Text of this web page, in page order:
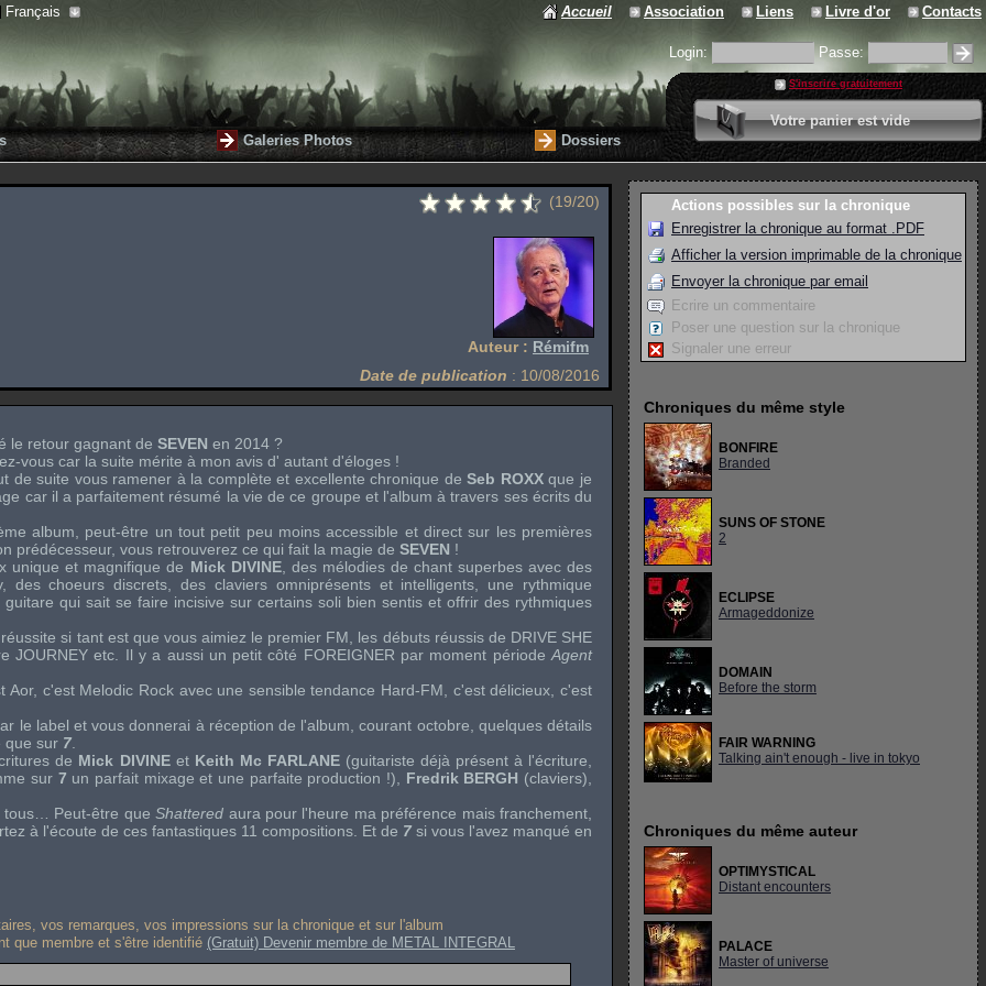
Français Accueil Association Liens Livre d'or Contacts
Login: Passe:
S'inscrire gratuitement
Votre panier est vide
0 article
Valider votre panier
Galeries Photos Dossiers
(19/20)
Auteur : Rémifm
Date de publication : 10/08/2016
le retour gagnant de SEVEN en 2014 ?
vous car la suite mérite à mon avis d' autant d'éloges !
de suite vous ramener à la complète et excellente chronique deSeb ROXXque je
car il a parfaitement résumé la vie de ce groupe et l'album à travers ses écrits du
album, peut-être un tout petit peu moins accessible et direct sur les premières
prédécesseur, vous retrouverez ce qui fait la magie de SEVEN !
unique et magnifique de Mick DIVINE, des mélodies de chant superbes avec des
, des choeurs discrets, des claviers omniprésents et intelligents, une rythmique
qui sait se faire incisive sur certains soli bien sentis et offrir des rythmiques
si tant est que vous aimiez le premier FM , les débuts réussis de DRIVE SHE
JOURNEYetc. Il y a aussi un petit côté FOREIGNER par moment période Agent
Aor, c'est Melodic Rockavec une sensible tendance Hard-FM , c'est délicieux, c'est
le label et vous donnerai à réception de l'album, courant octobre, quelques détails
que sur 7.
de Mick DIVINEet Keith Mc FARLANE(guitariste déjà présent à l'écriture,
sur 7 un parfait mixage et une parfaite production !), Fredrik BERGH (claviers),
tous… Peut-être queShattered aura pour l'heure ma préférence mais franchement,
à l'écoute de ces fantastiques 11 compositions. Et de 7si vous l'avez manqué en
vos remarques, vos impressions sur la chronique et sur l'album
que membre et s'être identifié (Gratuit) Devenir membre de METAL INTEGRAL
Actions possibles sur la chronique
Enregistrer la chronique au format .PDF
Afficher la version imprimable de la chronique
Envoyer la chronique par email
Ecrire un commentaire
Poser une question sur la chronique
Signaler une erreur
Chroniques du même style
BONFIRE
Branded
SUNS OF STONE
2
ECLIPSE
Armageddonize
DOMAIN
Before the storm
FAIR WARNING
Talking ain't enough - live in tokyo
Chroniques du même auteur
OPTIMYSTICAL
Distant encounters
PALACE
Master of universe